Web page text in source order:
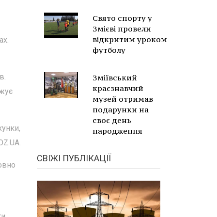
Свято спорту у
Змієві провели
відкритим уроком
футболу
Зміївський
краєзнавчий
музей отримав
подарунки на
своє день
народження
СВІЖІ ПУБЛІКАЦІЇ